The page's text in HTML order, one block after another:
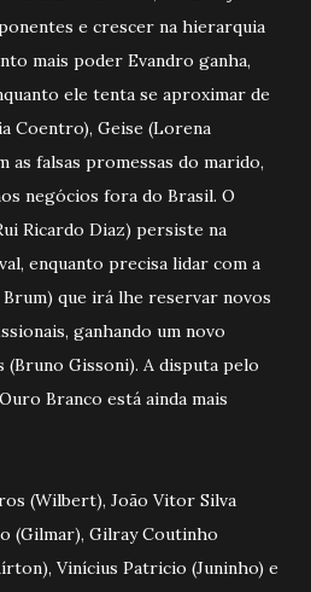
e crescer na hierarquia
mais poder Evandro ganha,
ele tenta se aproximar de
Coentro), Geise (Lorena
as falsas promessas do marido,
negócios fora do Brasil. O
Ricardo Diaz) persiste na
enquanto precisa lidar com a
que irá lhe reservar novos
ganhando um novo
Gissoni). A disputa pelo
Branco está ainda mais
(Wilbert), João Vitor Silva
(Gilmar), Gilray Coutinho
Vinícius Patricio (Juninho) e